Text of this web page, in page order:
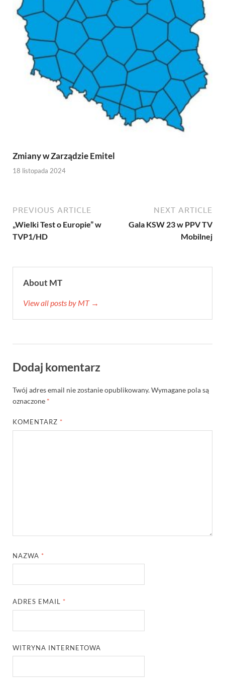
Zmiany w Zarządzie Emitel
18 listopada 2024
PREVIOUS ARTICLE
„Wielki Test o Europie” w
TVP1/HD
NEXT ARTICLE
Gala KSW 23 w PPV TV
Mobilnej
About MT
View all posts by MT →
Dodaj komentarz
Twój adres email nie zostanie opublikowany.Wymagane pola są
oznaczone *
KOMENTARZ *
NAZWA *
ADRES EMAIL *
WITRYNA INTERNETOWA